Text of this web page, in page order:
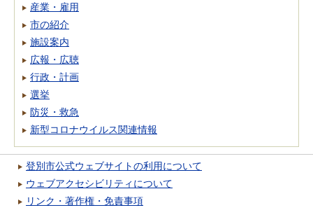
産業・雇用
市の紹介
施設案内
広報・広聴
行政・計画
選挙
防災・救急
新型コロナウイルス関連情報
登別市公式ウェブサイトの利用について
ウェブアクセシビリティについて
リンク・著作権・免責事項